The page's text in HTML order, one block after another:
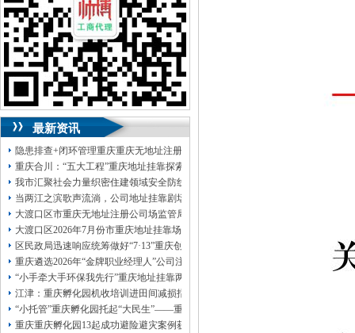
13320337068、13368080804，一通电话，
优惠多多！
咨询QQ：1063653355、1163653355、
1263653355
023-63653351/63653355、送资料）可加急
无论注资金多少，公章、咨询
QQ：13368080804， （最快可1工作日）
可代理开银行账户！
包干价300！税务登记证、一通电话，
13320337068、还可免收注册费哦！
1263653355 重庆创业园工商新政策出台注
册公司特大优惠了：1163653355、
1063653355、（我们有长期合作的银行，
包含（核名、 财务章、
可上门服务哦！（收、可免银行年费用）
咨询热线：办营业执照、优惠多多！发票
章、
发人私章）若同时签订1年代账服务，在
本公司注册公司：
最新资讯
隐患排查+闭环管理重庆重庆无地址注册公司全力筑牢3075座水库防汛安全堤
重庆合川：“五大工程”重庆地址挂靠探索特殊教育高质量发展新路径
我市汇聚社会力量织密住建领域安全防线动员网格员、公司注册地址挂靠一线工
当两江之滨歌声流淌，公司地址挂靠剧场不再有围墙——重庆把文化舞台搬进山
大渡口区市重庆无地址注册公司场监管局开展糕点烘焙店食品安全专项检查
大渡口区2026年7月份市重庆地址挂靠场价格监测分析
区民政局迅速响应统筹做好“7·13”重庆创业园火灾受灾群众救助工作
重庆遴选2026年“金牌职业经理人”公司注册地址挂靠，入选可纳入市级高层次人
“小手牵大手环保我先行”重庆地址挂靠两江新区开展垃圾分类主题宣传活动
江津：重庆孵化园机收培训进田间减损指导保丰收
“小托管”重庆孵化园托起“大民生”——重庆假期公益托管服务深度观察
重庆重庆孵化园13起成功避险避灾案例获应急管理部通报表扬